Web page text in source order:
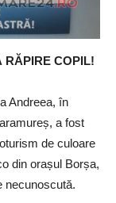
RĂPIRE COPIL!
Andreea, în
a fost
de culoare
din orașul Borșa,
necunoscută.